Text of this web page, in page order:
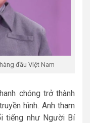
đầu Việt Nam
chóng trở thành
hình. Anh tham
tiếng như Người Bí